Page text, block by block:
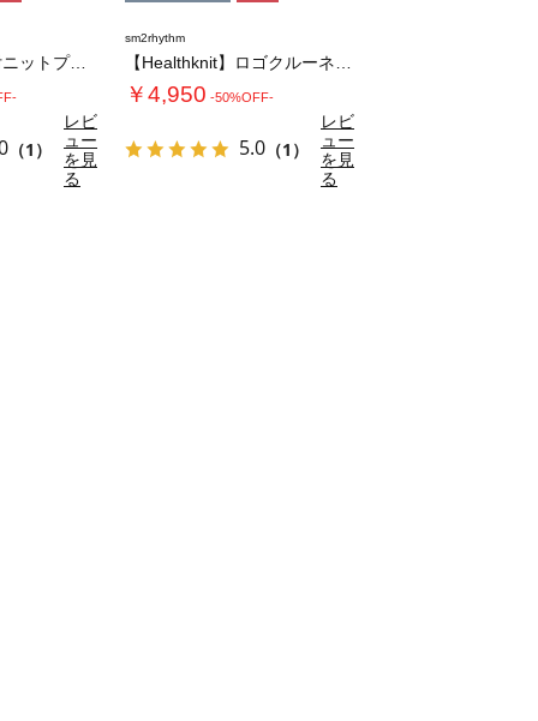
モヘヤライク衿付ニットプルオーバー
（1）
レビ
ュー
を見
る
sm2rhythm
￥4,950 -50%OFF-
5.0 （1）
レビ
ュー
を見
る